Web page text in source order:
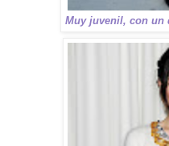
Muy juvenil, con un